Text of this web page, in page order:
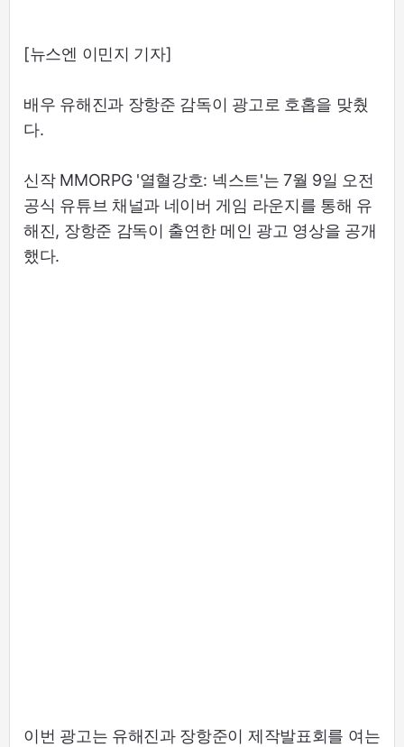
[뉴스엔 이민지 기자]
배우 유해진과 장항준 감독이 광고로 호홉을 맞췄
다.
신작 MMORPG '열혈강호: 넥스트'는 7월 9일 오전
공식 유튜브 채널과 네이버 게임 라운지를 통해 유
해진, 장항준 감독이 출연한 메인 광고 영상을 공개
했다.
이번 광고는 유해진과 장항준이 제작발표회를 여는